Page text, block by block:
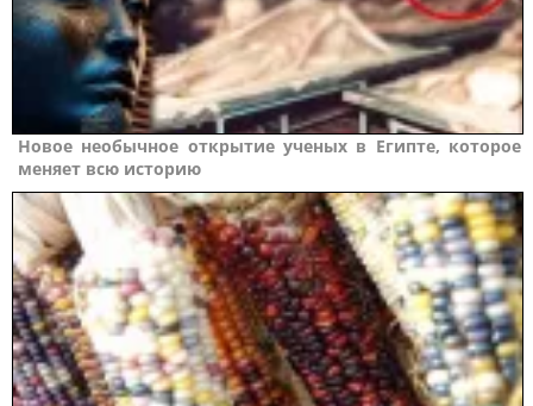
Новое необычное открытие ученых в Египте, которое
меняет всю историю